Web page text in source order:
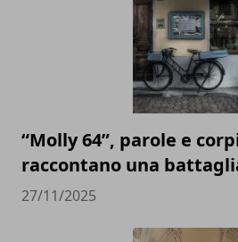
“Molly 64”, parole e
raccontano una
27/11/2025